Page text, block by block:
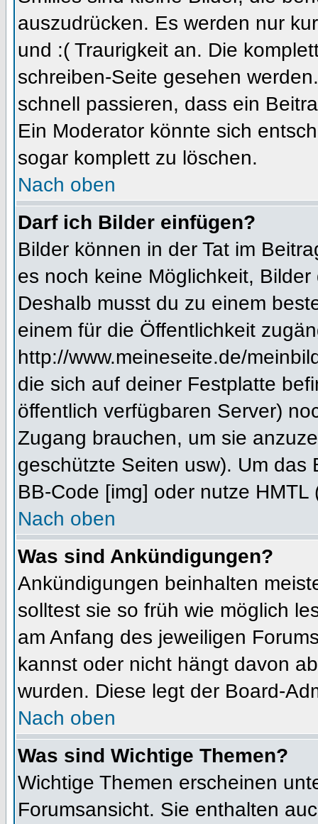
auszudrücken. Es werden nur
und :( Traurigkeit an. Die
schreiben-Seite gesehen
schnell passieren, dass ein
Ein Moderator könnte sich
sogar komplett zu löschen.
Nach oben
Darf ich Bilder einfügen?
Bilder können in der Tat im
es noch keine Möglichkeit,
Deshalb musst du zu einem
einem für die Öffentlichkeit
http://www.meineseite.de/
die sich auf deiner Festplatte
öffentlich verfügbaren Server)
Zugang brauchen, um sie
geschützte Seiten usw). Um
BB-Code [img] oder nutze HMTL
Nach oben
Was sind Ankündigungen?
Ankündigungen beinhalten
solltest sie so früh wie möglich
am Anfang des jeweiligen
kannst oder nicht hängt davon
wurden. Diese legt der Board-
Nach oben
Was sind Wichtige Themen?
Wichtige Themen erscheinen
Forumsansicht. Sie enthalten